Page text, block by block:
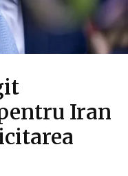
Iran